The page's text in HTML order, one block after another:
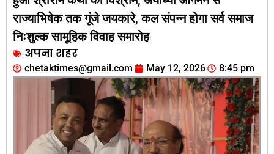
राज्याभिषेक तक गूंजे जयकारे, कल संपन्न होगा सर्व समाज
निःशुल्क सामूहिक विवाह समारोह
अपना शहर
chetaktimes@gmail.com May 12, 2026 8:45 pm